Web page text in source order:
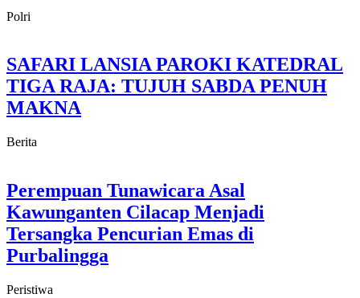
Polri
SAFARI LANSIA PAROKI KATEDRAL
TIGA RAJA: TUJUH SABDA PENUH
MAKNA
Berita
Perempuan Tunawicara Asal
Kawunganten Cilacap Menjadi
Tersangka Pencurian Emas di
Purbalingga
Peristiwa